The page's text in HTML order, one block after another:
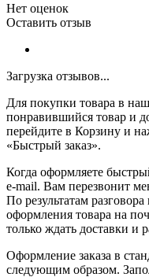
Нет оценок
Оставить отзыв
Загрузка отзывов...
Для покупки товара в
понравившийся товар и
перейдите в Корзину и
«Быстрый заказ».
Когда оформляете
e-mail. Вам перезвонит
По результатам
оформления товара на
только ждать доставки и
Оформление заказа в
следующим образом.